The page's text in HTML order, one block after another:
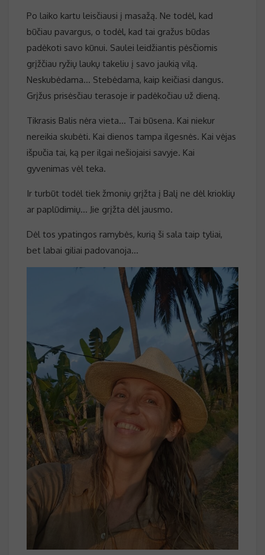
Po laiko kartu leisčiausi į masažą. Ne todėl, kad
būčiau pavargus, o todėl, kad tai gražus būdas
padėkoti savo kūnui. Saulei leidžiantis pėsčiomis
grįžčiau ryžių laukų takeliu į savo jaukią vilą.
Neskubėdama… Stebėdama, kaip keičiasi dangus.
Grįžus prisėsčiau terasoje ir padėkočiau už dieną.
Tikrasis Balis nėra vieta… Tai būsena. Kai niekur
nereikia skubėti. Kai dienos tampa ilgesnės. Kai vėjas
išpučia tai, ką per ilgai nešiojaisi savyje. Kai
gyvenimas vėl teka.
Ir turbūt todėl tiek žmonių grįžta į Balį ne dėl krioklių
ar paplūdimių… Jie grįžta dėl jausmo.
Dėl tos ypatingos ramybės, kurią ši sala taip tyliai,
bet labai giliai padovanoja…